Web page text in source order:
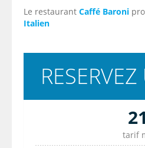
Le restaurant Caffé Baroni
Italien
tarif